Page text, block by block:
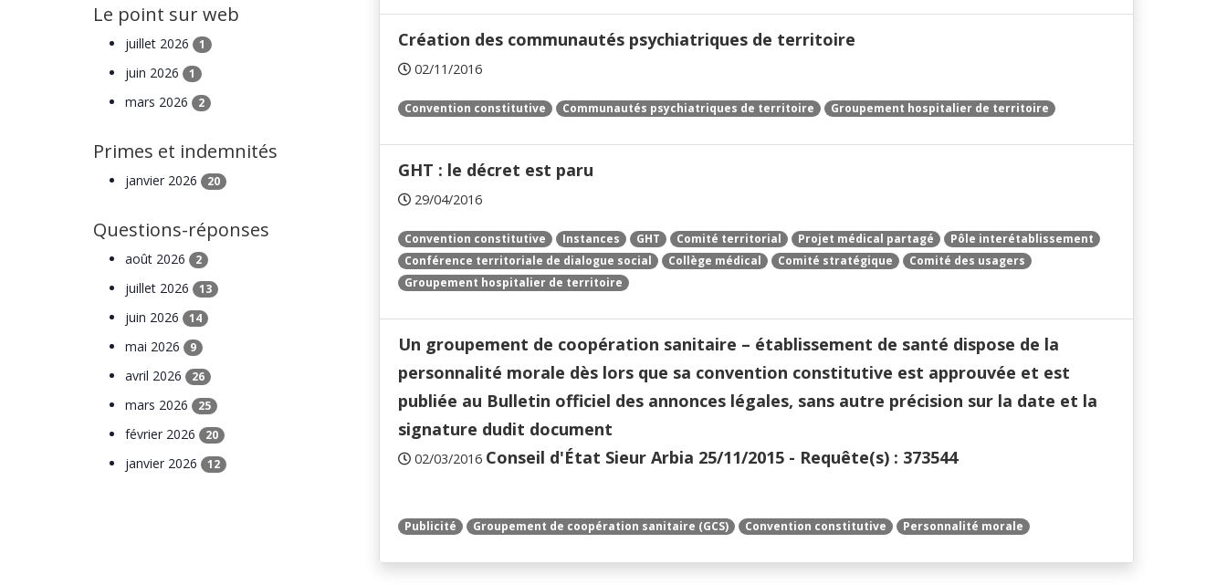
Création des communautés psychiatriques de territoire
02/11/2016
Convention constitutive Communautés psychiatriques de territoire Groupement hospitalier de territoire
GHT : le décret est paru
29/04/2016
Convention constitutive Instances GHT Comité territorial Projet médical partagé
Pôle interétablissement
Conférence territoriale de dialogue social
Collège médical Comité stratégique
Comité des usagers
Groupement hospitalier de territoire
Un groupement de coopération sanitaire – établissement de santé dispose de la
personnalité morale dès lors que sa convention constitutive est approuvée et est
publiée au Bulletin officiel des annonces légales, sans autre précision sur la date et la
signature dudit document
02/03/2016 Conseil d'État Sieur Arbia 25/11/2015 - Requête(s) : 373544
Publicité Groupement de coopération sanitaire (GCS) Convention constitutive Personnalité morale
Le point sur web
juillet 2026 1
juin 2026 1
mars 2026 2
Primes et indemnités
janvier 2026 20
Questions-réponses
août 2026 2
juillet 2026 13
juin 2026 14
mai 2026 9
avril 2026 26
mars 2026 25
février 2026 20
janvier 2026 12